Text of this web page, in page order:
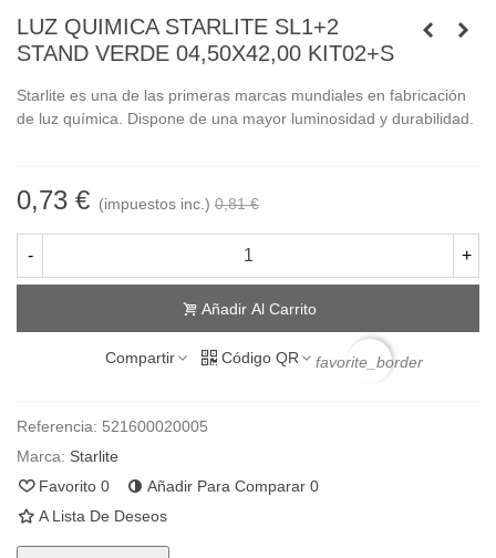
LUZ QUIMICA STARLITE SL1+2
STAND VERDE 04,50X42,00 KIT02+S
Starlite es una de las primeras marcas mundiales en fabricación
de luz química. Dispone de una mayor luminosidad y durabilidad.
0,73 € (impuestos inc.) 0,81 €
- +
Añadir Al Carrito
Compartir Código QR favorite_border
Referencia: 521600020005
Marca: Starlite
Favorito 0 Añadir Para Comparar 0
A Lista De Deseos